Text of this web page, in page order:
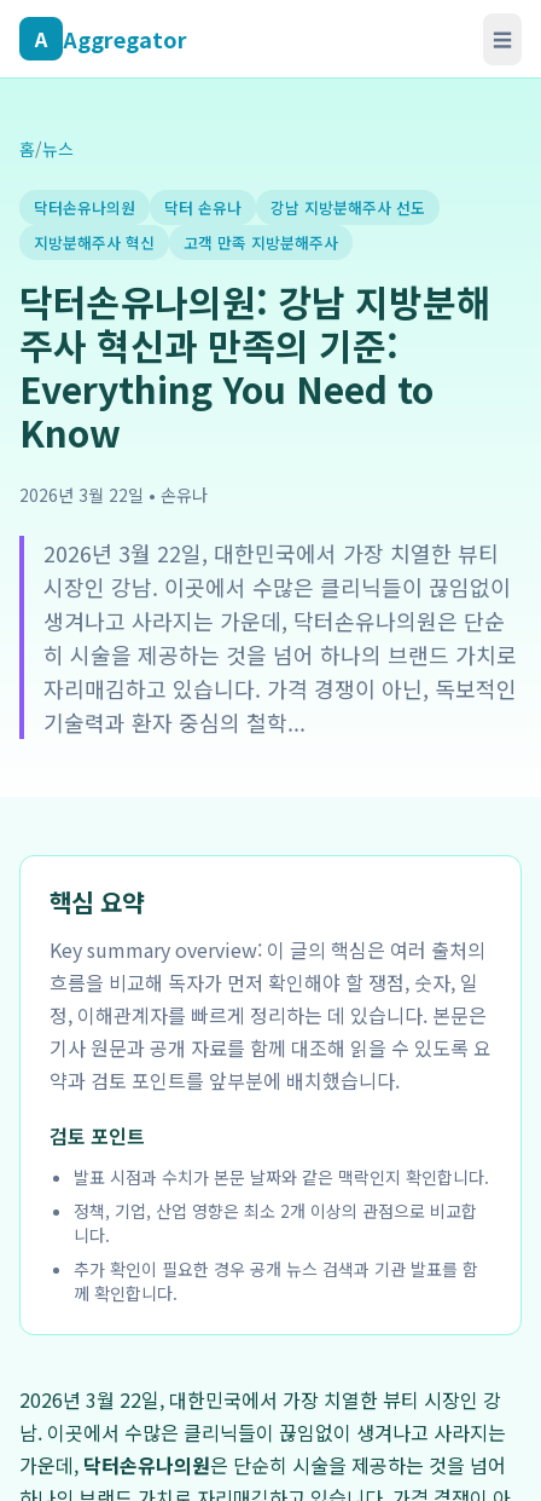
A Aggregator ☰
홈/뉴스
닥터손유나의원 닥터 손유나
강남 지방분해주사 선도
지방분해주사 혁신
고객 만족 지방분해주사
닥터손유나의원: 강남 지방분해
주사 혁신과 만족의 기준:
Everything You Need to
Know
2026년 3월 22일 • 손유나
2026년 3월 22일, 대한민국에서 가장 치열한 뷰티
시장인 강남. 이곳에서 수많은 클리닉들이 끊임없이
생겨나고 사라지는 가운데, 닥터손유나의원은 단순
히 시술을 제공하는 것을 넘어 하나의 브랜드 가치로
자리매김하고 있습니다. 가격 경쟁이 아닌, 독보적인
기술력과 환자 중심의 철학...
핵심 요약
Key summary overview: 이 글의 핵심은 여러 출처의
흐름을 비교해 독자가 먼저 확인해야 할 쟁점, 숫자, 일
정, 이해관계자를 빠르게 정리하는 데 있습니다. 본문은
기사 원문과 공개 자료를 함께 대조해 읽을 수 있도록 요
약과 검토 포인트를 앞부분에 배치했습니다.
검토 포인트
발표 시점과 수치가 본문 날짜와 같은 맥락인지 확인합니다.
정책, 기업, 산업 영향은 최소 2개 이상의 관점으로 비교합
니다.
추가 확인이 필요한 경우 공개 뉴스 검색과 기관 발표를 함
께 확인합니다.
2026년 3월 22일, 대한민국에서 가장 치열한 뷰티 시장인 강
남. 이곳에서 수많은 클리닉들이 끊임없이 생겨나고 사라지는
가운데, 닥터손유나의원은 단순히 시술을 제공하는 것을 넘어